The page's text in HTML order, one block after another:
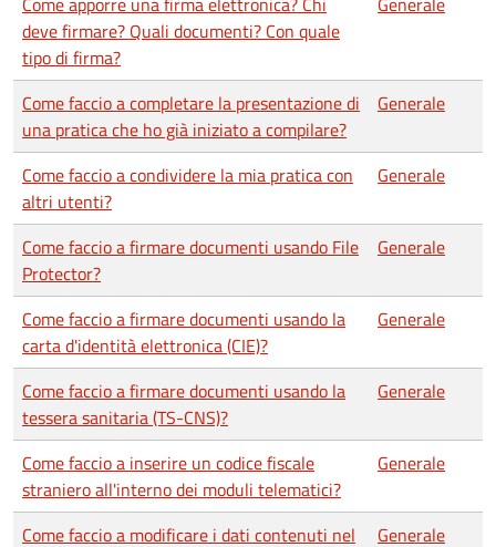
deve firmare? Quali documenti? Con quale
tipo di firma?
Come faccio a completare la presentazione di
una pratica che ho già iniziato a compilare?
Generale
Come faccio a condividere la mia pratica con
altri utenti?
Generale
Come faccio a firmare documenti usando File
Protector?
Generale
Come faccio a firmare documenti usando la
carta d'identità elettronica (CIE)?
Generale
Come faccio a firmare documenti usando la
tessera sanitaria (TS-CNS)?
Generale
Come faccio a inserire un codice fiscale
straniero all'interno dei moduli telematici?
Generale
Come faccio a modificare i dati contenuti nel
Generale